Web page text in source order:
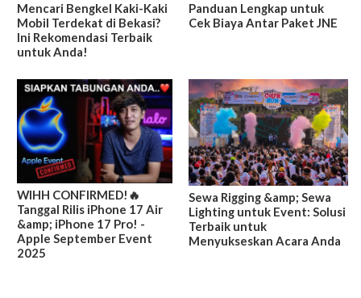
Mencari Bengkel Kaki-Kaki
Mobil Terdekat di Bekasi?
Ini Rekomendasi Terbaik
untuk Anda!
Panduan Lengkap untuk
Cek Biaya Antar Paket JNE
WIHH CONFIRMED!🔥
Tanggal Rilis iPhone 17 Air
&amp; iPhone 17 Pro! -
Apple September Event
2025
Sewa Rigging &amp; Sewa
Lighting untuk Event: Solusi
Terbaik untuk
Menyukseskan Acara Anda